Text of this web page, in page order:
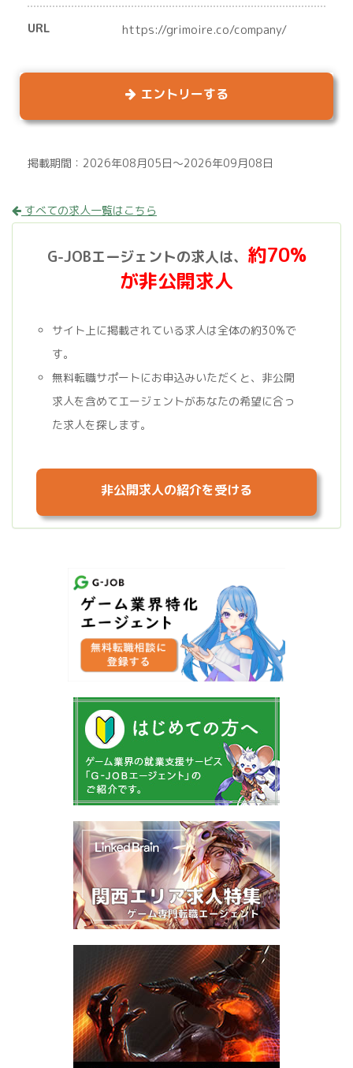
URL https://grimoire.co/company/
エントリーする
掲載期間：2026年08月05日～2026年09月08日
すべての求人一覧はこちら
G-JOBエージェントの求人は、 約70%
が非公開求人
サイト上に掲載されている求人は全体の約30%で
す。
無料転職サポートにお申込みいただくと、非公開
求人を含めてエージェントがあなたの希望に合っ
た求人を探します。
非公開求人の紹介を受ける